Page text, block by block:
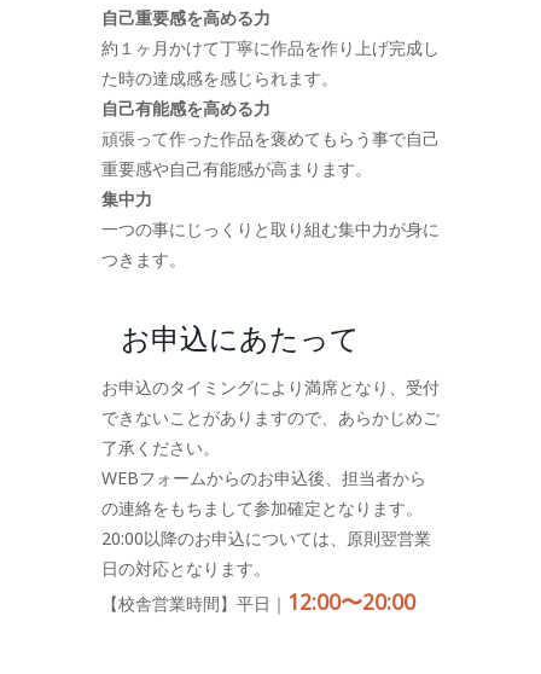
自己重要感を高める力
約１ヶ月かけて丁寧に作品を作り上げ完成し
た時の達成感を感じられます。
自己有能感を高める力
頑張って作った作品を褒めてもらう事で自己
重要感や自己有能感が高まります。
集中力
一つの事にじっくりと取り組む集中力が身に
つきます。
お申込にあたって
お申込のタイミングにより満席となり、受付
できないことがありますので、あらかじめご
了承ください。
WEBフォームからのお申込後、担当者から
の連絡をもちまして参加確定となります。
20:00以降のお申込については、原則翌営業
日の対応となります。
【校舎営業時間】平日｜ 12:00〜20:00